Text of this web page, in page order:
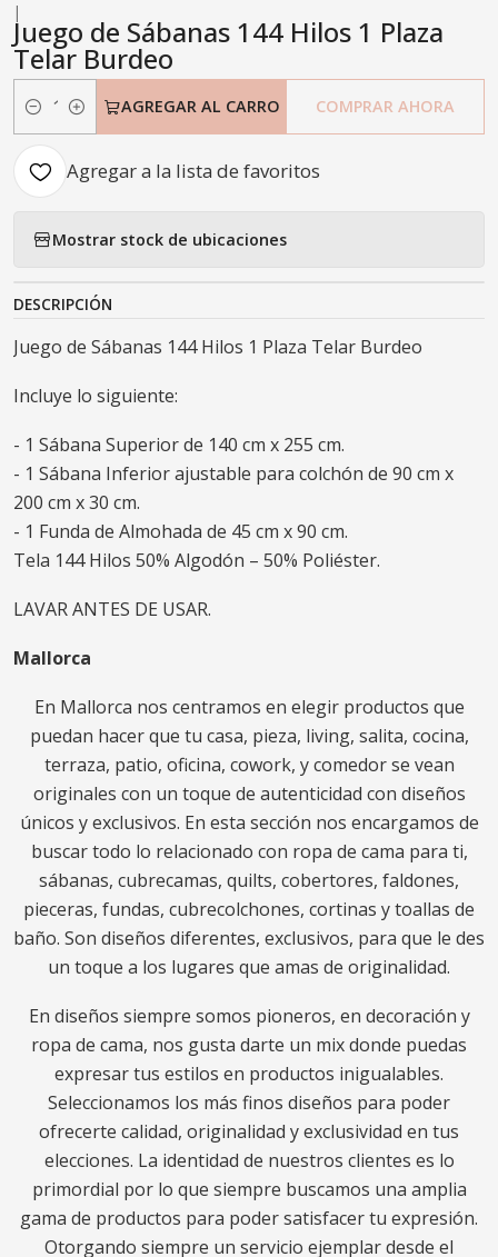
|
Juego de Sábanas 144 Hilos 1 Plaza
Telar Burdeo
Cantidad
AGREGAR AL CARRO COMPRAR AHORA
Agregar a la lista de favoritos
Mostrar stock de ubicaciones
DESCRIPCIÓN
Juego de Sábanas 144 Hilos 1 Plaza Telar Burdeo
Incluye lo siguiente:
- 1 Sábana Superior de 140 cm x 255 cm.
- 1 Sábana Inferior ajustable para colchón de 90 cm x
200 cm x 30 cm.
- 1 Funda de Almohada de 45 cm x 90 cm.
Tela 144 Hilos 50% Algodón – 50% Poliéster.
LAVAR ANTES DE USAR.
Mallorca
En Mallorca nos centramos en elegir productos que
puedan hacer que tu casa, pieza, living, salita, cocina,
terraza, patio, oficina, cowork, y comedor se vean
originales con un toque de autenticidad con diseños
únicos y exclusivos. En esta sección nos encargamos de
buscar todo lo relacionado con ropa de cama para ti,
sábanas, cubrecamas, quilts, cobertores, faldones,
pieceras, fundas, cubrecolchones, cortinas y toallas de
baño. Son diseños diferentes, exclusivos, para que le des
un toque a los lugares que amas de originalidad.
En diseños siempre somos pioneros, en decoración y
ropa de cama, nos gusta darte un mix donde puedas
expresar tus estilos en productos inigualables.
Seleccionamos los más finos diseños para poder
ofrecerte calidad, originalidad y exclusividad en tus
elecciones. La identidad de nuestros clientes es lo
primordial por lo que siempre buscamos una amplia
gama de productos para poder satisfacer tu expresión.
Otorgando siempre un servicio ejemplar desde el